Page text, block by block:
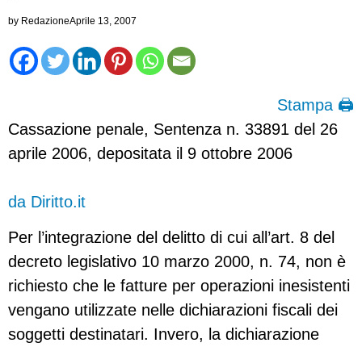
by RedazioneAprile 13, 2007
Stampa 🖨
Cassazione penale, Sentenza n. 33891 del 26
aprile 2006, depositata il 9 ottobre 2006
da Diritto.it
Per l’integrazione del delitto di cui all’art. 8 del
decreto legislativo 10 marzo 2000, n. 74, non è
richiesto che le fatture per operazioni inesistenti
vengano utilizzate nelle dichiarazioni fiscali dei
soggetti destinatari. Invero, la dichiarazione